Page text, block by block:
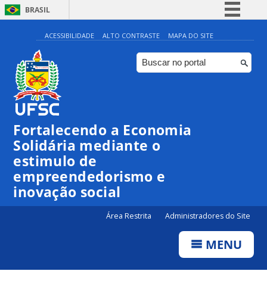
BRASIL
Simplifique!
Comunica BR
Participe
Canais
ACESSIBILIDADE ALTO CONTRASTE MAPA DO SITE
Fortalecendo a Economia
Solidária mediante o
estimulo de
empreendedorismo e
inovação social
Área Restrita Administradores do Site
MENU